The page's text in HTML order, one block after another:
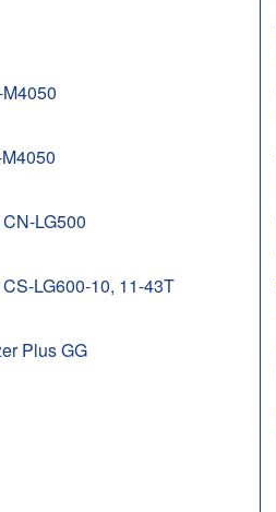
LG500
LG600-10, 11-43T
Plus GG